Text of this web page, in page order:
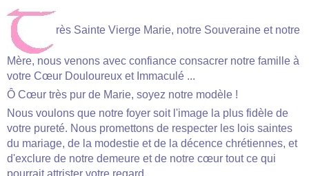
rès Sainte Vierge Marie, notre Souveraine et notre
Mère, nous venons avec confiance consacrer notre famille à
votre Cœur Douloureux et Immaculé ...
Ô Cœur très pur de Marie, soyez notre modèle !
Nous voulons que notre foyer soit l'image la plus fidèle de
votre pureté. Nous promettons de respecter les lois saintes
du mariage, de la modestie et de la décence chrétiennes, et
d'exclure de notre demeure et de notre cœur tout ce qui
pourrait attrister votre regard.